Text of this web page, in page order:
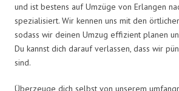
und ist bestens auf Umzüge von Erlangen
spezialisiert. Wir kennen uns mit den
sodass wir deinen Umzug effizient planen
Du kannst dich darauf verlassen, dass wir
sind.
Überzeuge dich selbst von unserem